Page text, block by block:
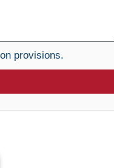
provisions.